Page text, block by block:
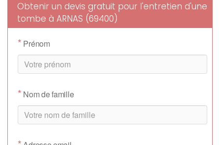
Obtenir un devis gratuit pour l'entretien d'une
tombe à ARNAS (69400)
* Prénom
* Nom de famille